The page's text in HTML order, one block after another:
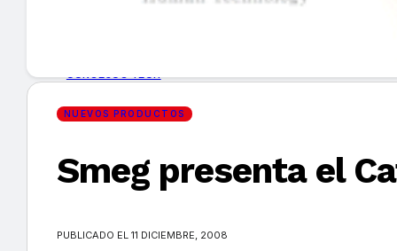
MERCADOS Y TENDENCIAS
NUEVOS PRODUCTOS
Smeg presenta el
PUBLICADO EL 11 DICIEMBRE, 2008